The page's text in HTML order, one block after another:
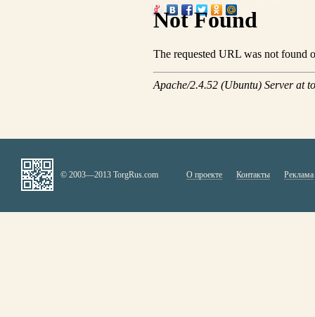
© 2003—2013 TorgRus.com О проекте Контакты Реклама